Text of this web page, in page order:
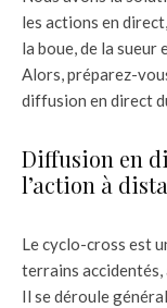
les actions en
la boue, de la sueur
Alors, préparez-
diffusion en direct
Diffusion en
l’action à
Le cyclo-cross est
terrains
Il se déroule